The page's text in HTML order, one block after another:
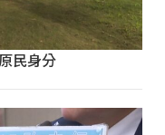
民身分